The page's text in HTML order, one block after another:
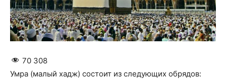
70 308
Умра (малый хадж) состоит из следующих обрядов: